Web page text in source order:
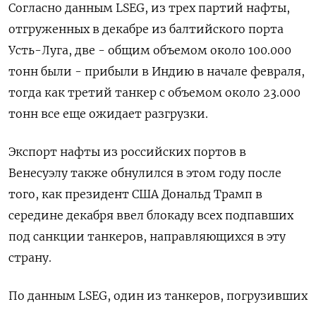
Согласно данным LSEG, из трех партий нафты,
отгруженных в декабре из балтийского порта
Усть-Луга, две - общим объемом около 100.⁠000
тонн были - прибыли в Индию в начале ‍февраля,
тогда как третий танкер с объемом около 23.000
тонн все еще ожидает разгрузки.
Экспорт нафты из ‌российских портов в
Венесуэлу также обнулился в этом году после
того, как президент США Дональд Трамп в
середине декабря ввел блокаду всех подпавших
под санкции танкеров, направляющихся в эту
страну.
По данным LSEG, один из танкеров, погрузивших